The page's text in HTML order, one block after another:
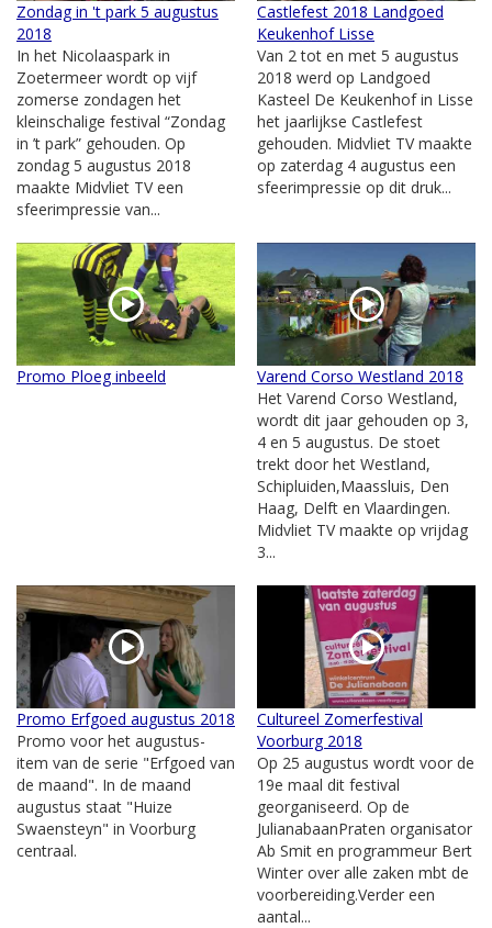
Zondag in 't park 5 augustus
2018
In het Nicolaaspark in
Zoetermeer wordt op vijf
zomerse zondagen het
kleinschalige festival “Zondag
in ’t park” gehouden. Op
zondag 5 augustus 2018
maakte Midvliet TV een
sfeerimpressie van...
Castlefest 2018 Landgoed
Keukenhof Lisse
Van 2 tot en met 5 augustus
2018 werd op Landgoed
Kasteel De Keukenhof in Lisse
het jaarlijkse Castlefest
gehouden. Midvliet TV maakte
op zaterdag 4 augustus een
sfeerimpressie op dit druk...
Promo Ploeg inbeeld
Varend Corso Westland 2018
Het Varend Corso Westland,
wordt dit jaar gehouden op 3,
4 en 5 augustus. De stoet
trekt door het Westland,
Schipluiden,Maassluis, Den
Haag, Delft en Vlaardingen.
Midvliet TV maakte op vrijdag
3...
Promo Erfgoed augustus 2018
Promo voor het augustus-
item van de serie "Erfgoed van
de maand". In de maand
augustus staat "Huize
Swaensteyn" in Voorburg
centraal.
Cultureel Zomerfestival
Voorburg 2018
Op 25 augustus wordt voor de
19e maal dit festival
georganiseerd. Op de
JulianabaanPraten organisator
Ab Smit en programmeur Bert
Winter over alle zaken mbt de
voorbereiding.Verder een
aantal...